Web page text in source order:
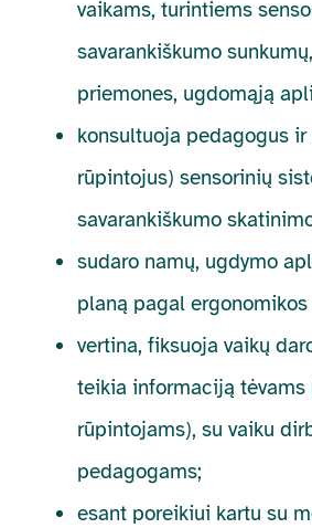
vaikams, turintiems
savarankiškumo
priemones, ugdomąją
konsultuoja pedagogus
rūpintojus) sensorinių
savarankiškumo
sudaro namų, ugdymo
planą pagal
vertina, fiksuoja vaikų
teikia informaciją tėvams
rūpintojams), su vaiku
pedagogams;
esant poreikiui kartu su